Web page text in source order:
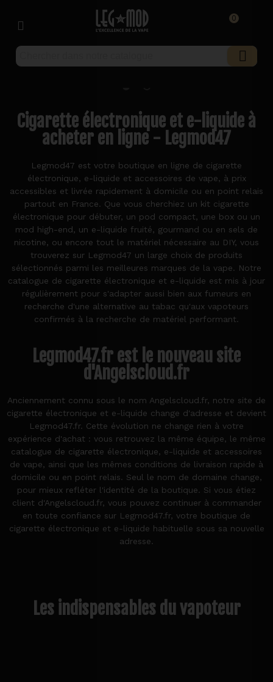
0
Cigarette électronique et e-liquide à
acheter en ligne - Legmod47
Legmod47 est votre boutique en ligne de cigarette
électronique, e-liquide et accessoires de vape, à prix
accessibles et livrée rapidement à domicile ou en point relais
partout en France. Que vous cherchiez un kit cigarette
électronique pour débuter, un pod compact, une box ou un
mod high-end, un e-liquide fruité, gourmand ou en sels de
nicotine, ou encore tout le matériel nécessaire au DIY, vous
trouverez sur Legmod47 un large choix de produits
sélectionnés parmi les meilleures marques de la vape. Notre
catalogue de cigarette électronique et e-liquide est mis à jour
régulièrement pour s'adapter aussi bien aux fumeurs en
recherche d'une alternative au tabac qu'aux vapoteurs
confirmés à la recherche de matériel performant.
Legmod47.fr est le nouveau site
d'Angelscloud.fr
Anciennement connu sous le nom Angelscloud.fr, notre site de
cigarette électronique et e-liquide change d'adresse et devient
Legmod47.fr. Cette évolution ne change rien à votre
expérience d'achat : vous retrouvez la même équipe, le même
catalogue de cigarette électronique, e-liquide et accessoires
de vape, ainsi que les mêmes conditions de livraison rapide à
domicile ou en point relais. Seul le nom de domaine change,
pour mieux refléter l'identité de la boutique. Si vous étiez
client d'Angelscloud.fr, vous pouvez continuer à commander
en toute confiance sur Legmod47.fr, votre boutique de
cigarette électronique et e-liquide habituelle sous sa nouvelle
adresse.
Les indispensables du vapoteur